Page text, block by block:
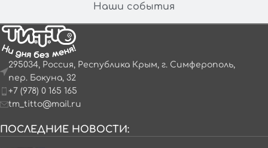
Наши события
295034, Россия, Республика Крым, г. Симферополь,
пер. Бокуна, 32
+7 (978) 0 165 165
tm_titto@mail.ru
ПОСЛЕДНИЕ НОВОСТИ: